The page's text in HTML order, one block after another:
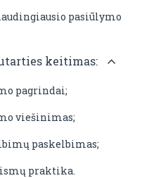
pasiūlymo
keitimas:
pagrindai;
viešinimas;
paskelbimas;
praktika.